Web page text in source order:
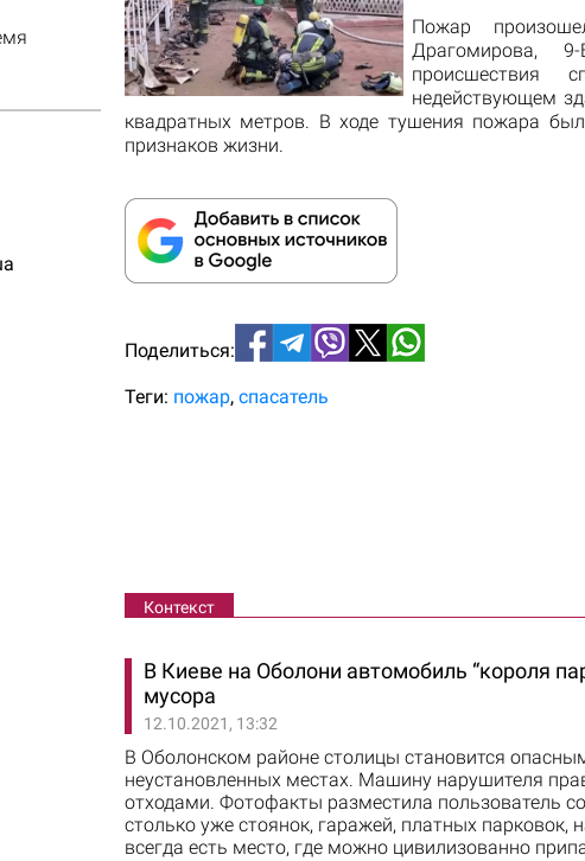
Пожар
Драгомирова,
происшествия
недействующем
квадратных метров. В ходе тушения пожара
признаков жизни.
Поделиться:
Теги: пожар спасатель
Контекст
В Киеве на Оболони автомобиль “короля
мусора
12.10.2021, 13:32
В Оболонском районе столицы становится
неустановленных местах. Машину нарушителя
отходами. Фотофакты разместила пользователь
столько уже стоянок, гаражей, платных парковок,
всегда есть место, где можно цивилизованно